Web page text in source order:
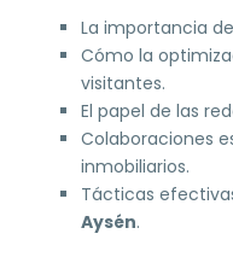
La importancia
Cómo la
visitantes.
El papel de las
Colaboraciones
inmobiliarios.
Tácticas
Aysén.